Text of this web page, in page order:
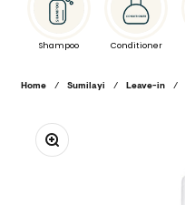
Shampoo Conditioner
Home / Sumilayi / Leave-in /
Bild vergrößern